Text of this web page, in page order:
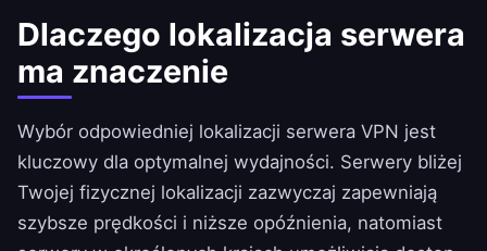
Dlaczego lokalizacja serwera
ma znaczenie
Wybór odpowiedniej lokalizacji serwera VPN jest
kluczowy dla optymalnej wydajności. Serwery bliżej
Twojej fizycznej lokalizacji zazwyczaj zapewniają
szybsze prędkości i niższe opóźnienia, natomiast